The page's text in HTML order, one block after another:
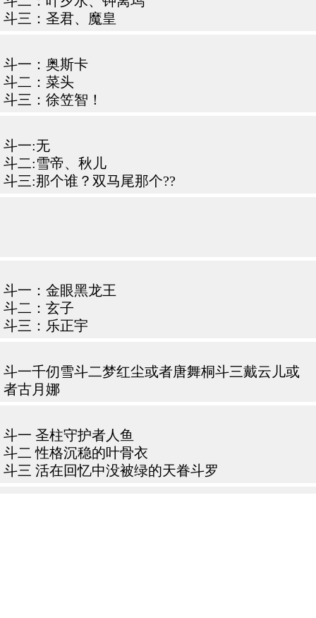
斗三：圣君、魔皇
斗一：奥斯卡
斗二：菜头
斗三：徐笠智！
斗一:无
斗二:雪帝、秋儿
斗三:那个谁？双马尾那个??
斗一：金眼黑龙王
斗二：玄子
斗三：乐正宇
斗一千仞雪斗二梦红尘或者唐舞桐斗三戴云儿或
者古月娜
斗一 圣柱守护者人鱼
斗二 性格沉稳的叶骨衣
斗三 活在回忆中没被绿的天眷斗罗